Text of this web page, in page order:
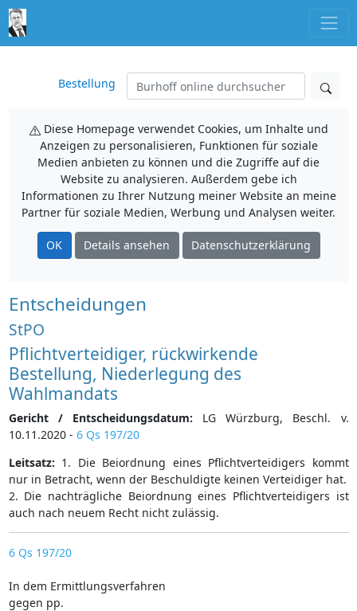
Bestellung
Diese Homepage verwendet Cookies, um Inhalte und
Anzeigen zu personalisieren, Funktionen für soziale
Medien anbieten zu können und die Zugriffe auf die
Website zu analysieren. Außerdem gebe ich
Informationen zu Ihrer Nutzung meiner Website an meine
Partner für soziale Medien, Werbung und Analysen weiter.
OK Details ansehen Datenschutzerklärung
Entscheidungen
StPO
Pflichtverteidiger, rückwirkende
Bestellung, Niederlegung des
Wahlmandats
Gericht / Entscheidungsdatum: LG Würzburg, Beschl. v.
10.11.2020 - 6 Qs 197/20
Leitsatz: 1. Die Beiordnung eines Pflichtverteidigers kommt
nur in Betracht, wenn der Beschuldigte keinen Verteidiger hat.
2. Die nachträgliche Beiordnung eines Pflichtverteidigers ist
auch nach neuem Recht nicht zulässig.
6 Qs 197/20
In dem Ermittlungsverfahren
gegen pp.